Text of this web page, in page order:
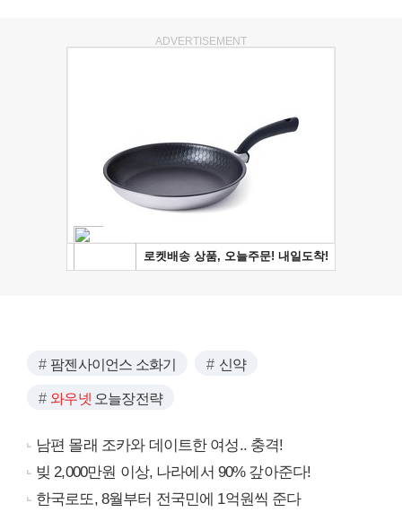
ADVERTISEMENT
팜젠사이언스 소화기 신약
와우넷 오늘장전략
남편 몰래 조카와 데이트한 여성.. 충격!
빚 2,000만원 이상, 나라에서 90% 갚아준다!
한국로또, 8월부터 전국민에 1억원씩 준다